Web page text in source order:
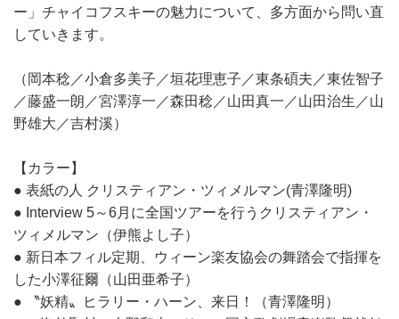
ー」チャイコフスキーの魅力について、多方面から問い直
していきます。
（岡本稔／小倉多美子／垣花理恵子／東条碩夫／東佐智子
／藤盛一朗／宮澤淳一／森田稔／山田真一／山田治生／山
野雄大／吉村溪）
【カラー】
● 表紙の人 クリスティアン・ツィメルマン(青澤隆明)
● Interview 5～6月に全国ツアーを行うクリスティアン・
ツィメルマン（伊熊よし子）
● 新日本フィル定期、ウィーン楽友協会の舞踏会で指揮を
した小澤征爾（山田亜希子）
● 〝妖精〟ヒラリー・ハーン、来日！（青澤隆明）